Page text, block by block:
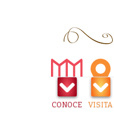
CONOCE VISITA